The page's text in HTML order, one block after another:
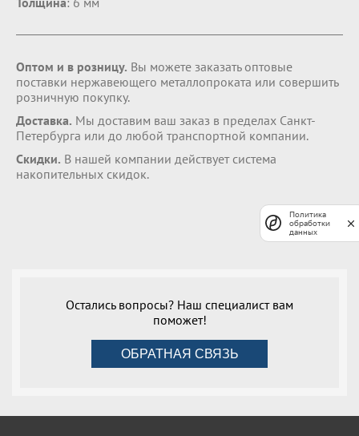
Оптом и в розницу. Вы можете заказать оптовые
поставки нержавеющего металлопроката или совершить
розничную покупку.
Доставка. Мы доставим ваш заказ в пределах Санкт-
Петербурга или до любой транспортной компании.
Скидки. В нашей компании действует система
накопительных скидок.
Остались вопросы? Наш специалист вам
поможет!
ОБРАТНАЯ СВЯЗЬ
Политика
обработки
данных